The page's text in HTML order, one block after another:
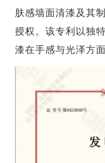
肤感墙面清漆及其
授权。该专利以独
漆在手感与光泽方